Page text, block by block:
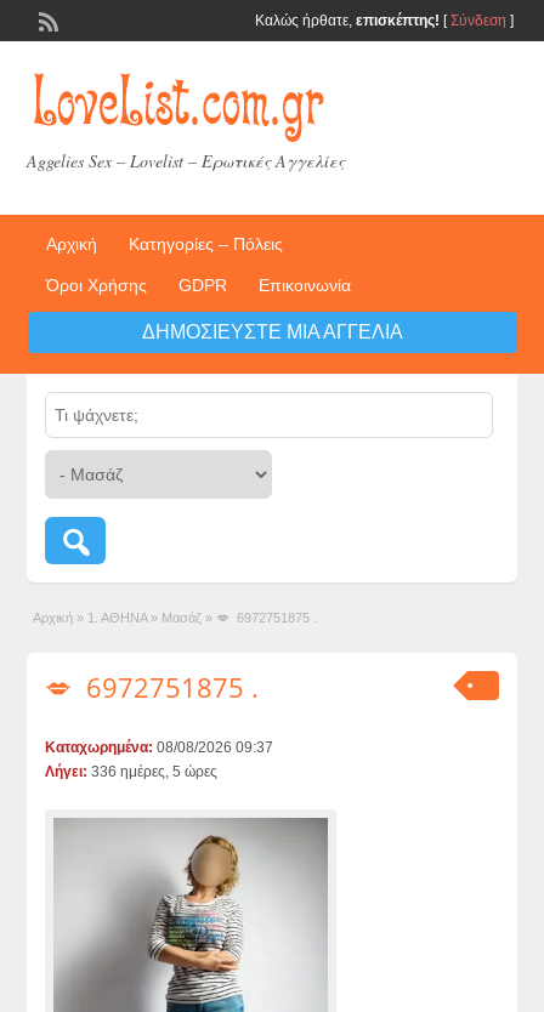
Καλώς ήρθατε, επισκέπτης! [Σύνδεση ]
Aggelies Sex – Lovelist – Ερωτικές Αγγελίες
Αρχική Κατηγορίες – Πόλεις
Όροι Χρήσης GDPR Επικοινωνία
ΔΗΜΟΣΙΕΎΣΤΕ ΜΙΑ ΑΓΓΕΛΊΑ
Αρχική » 1. ΑΘΗΝΑ » Μασάζ » 💋 6972751875 .
💋 6972751875 .
Καταχωρημένα: 08/08/2026 09:37
Λήγει: 336 ημέρες, 5 ώρες